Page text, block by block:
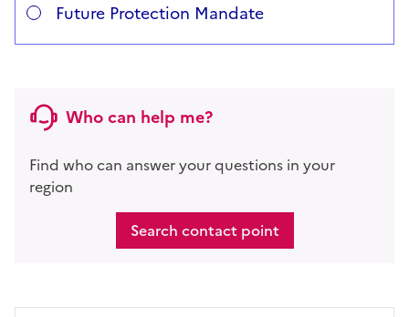
Future Protection Mandate
Who can help me?
Find who can answer your questions in your
region
Search contact point